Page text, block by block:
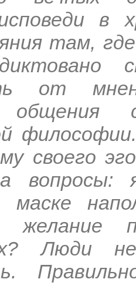
в
там,
от
своего
вопросы:
желание
Люди